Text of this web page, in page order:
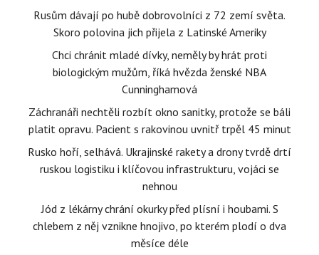
Rusům dávají po hubě dobrovolníci z 72 zemí světa.
Skoro polovina jich přijela z Latinské Ameriky
Chci chránit mladé dívky, neměly by hrát proti
biologickým mužům, říká hvězda ženské NBA
Cunninghamová
Záchranáři nechtěli rozbít okno sanitky, protože se báli
platit opravu. Pacient s rakovinou uvnitř trpěl 45 minut
Rusko hoří, selhává. Ukrajinské rakety a drony tvrdě drtí
ruskou logistiku i klíčovou infrastrukturu, vojáci se
nehnou
Jód z lékárny chrání okurky před plísní i houbami. S
chlebem z něj vznikne hnojivo, po kterém plodí o dva
měsíce déle